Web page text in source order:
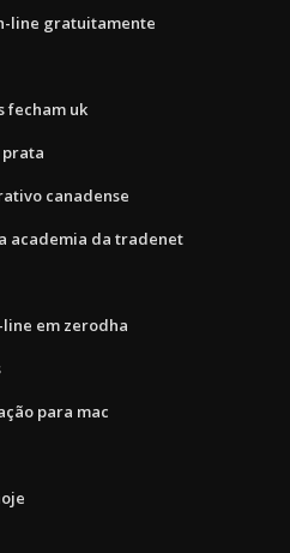
line gratuitamente
fecham uk
prata
canadense
academia da tradenet
em zerodha
para mac